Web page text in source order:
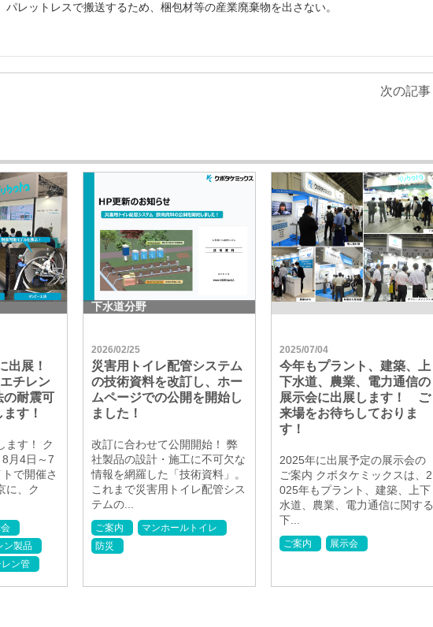
パレットレスで搬送するため、梱包材等の産業廃棄物を出さない。
次の記事
出展！
チレン
の耐震可
す！
ます！ ク
月4日～7
で開催さ
に、ク
ン製品
ン管
下水道分野
2026/02/25
災害用トイレ配管システム
の技術資料を改訂し、ホー
ムページでの公開を開始し
ました！
改訂に合わせて公開開始！ 弊
社製品の設計・施工に不可欠な
情報を網羅した「技術資料」。
これまで災害用トイレ配管シス
テムの...
ご案内
マンホールトイレ
防災
2025/07/04
今年もプラント、建築、上
下水道、農業、電力通信の
展示会に出展します！ ご
来場をお待ちしておりま
す！
2025年に出展予定の展示会の
ご案内 クボタケミックスは、2
025年もプラント、建築、上下
水道、農業、電力通信に関する
下...
ご案内 展示会